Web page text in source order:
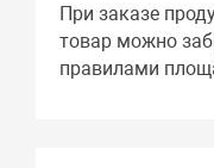
При заказе
товар можно
правилами